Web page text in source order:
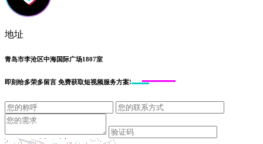
地址
青岛市李沧区中海国际广场1807室
即刻给多荣多留言 免费获取短视频服务方案!